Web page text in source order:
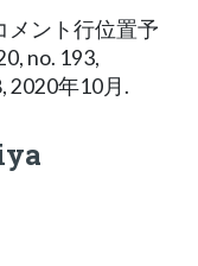
メント行位置予
no. 193,
2020年10月.